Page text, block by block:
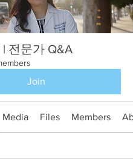
전문가 Q&A
Join
Media Files Members